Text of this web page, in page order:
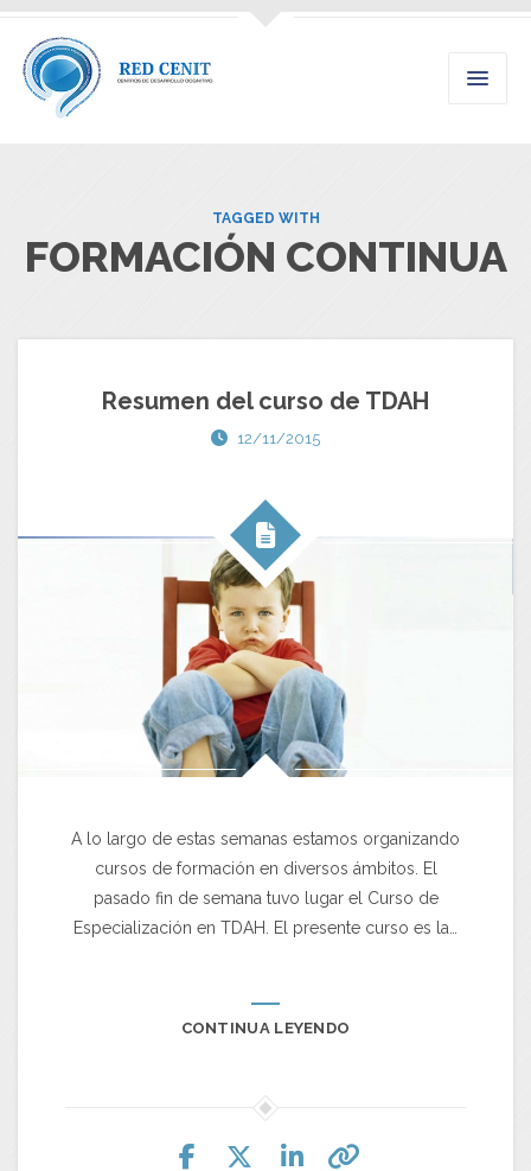
TAGGED WITH
FORMACIÓN CONTINUA
Resumen del curso de TDAH
12/11/2015
A lo largo de estas semanas estamos organizando
cursos de formación en diversos ámbitos. El
pasado fin de semana tuvo lugar el Curso de
Especialización en TDAH. El presente curso es la…
CONTINUA LEYENDO